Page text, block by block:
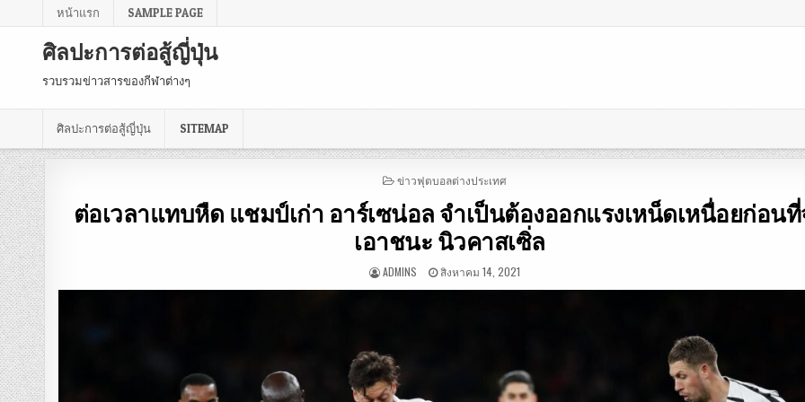
หน้าแรก SAMPLE PAGE
ศิลปะการต่อสู้ญี่ปุ่น
รวบรวมข่าวสารของกีฬาต่างๆ
ศิลปะการต่อสู้ญี่ปุ่น SITEMAP
POSTED
ข่าวฟุตบอลต่างประเทศ
ต่อเวลาแทบหืด แชมป์เก่า อาร์เซน่อล จำเป็นต้องออกแรงเหน็ดเหนื่อยก่อน
เอาชนะ นิวคาสเซิ่ล
ADMINS สิงหาคม 14, 2021